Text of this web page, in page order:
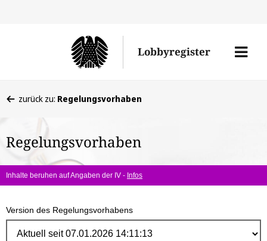
Lobbyregister
Menü
befinden
hier:
zurück zu: Regelungsvorhaben
Regelungsvorhaben
Inhalte beruhen auf Angaben der IV - Infos
Version des Regelungsvorhabens